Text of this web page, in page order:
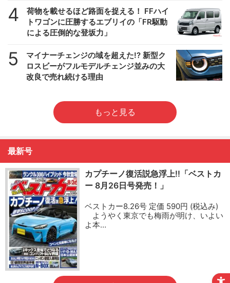
4
荷物を載せるほど路面を捉える！ FFハイ
トワゴンに圧勝するエブリイの「FR駆動
による圧倒的な登坂力」
5
マイナーチェンジの域を超えた!? 新型ク
ロスビーがフルモデルチェンジ並みの大
改良で売れ続ける理由
もっと見る
最新号
カプチーノ復活説急浮上!!「ベストカ
ー 8月26日号発売！」
ベストカー8.26号 定価 590円 (税込み)
ようやく東京でも梅雨が明け、いよい
よ本…